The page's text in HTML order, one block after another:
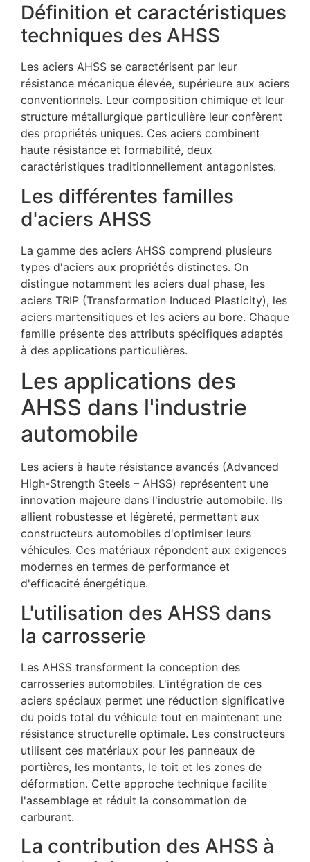
Définition et caractéristiques
techniques des AHSS
Les aciers AHSS se caractérisent par leur
résistance mécanique élevée, supérieure aux aciers
conventionnels. Leur composition chimique et leur
structure métallurgique particulière leur confèrent
des propriétés uniques. Ces aciers combinent
haute résistance et formabilité, deux
caractéristiques traditionnellement antagonistes.
Les différentes familles
d'aciers AHSS
La gamme des aciers AHSS comprend plusieurs
types d'aciers aux propriétés distinctes. On
distingue notamment les aciers dual phase, les
aciers TRIP (Transformation Induced Plasticity), les
aciers martensitiques et les aciers au bore. Chaque
famille présente des attributs spécifiques adaptés
à des applications particulières.
Les applications des
AHSS dans l'industrie
automobile
Les aciers à haute résistance avancés (Advanced
High-Strength Steels – AHSS) représentent une
innovation majeure dans l'industrie automobile. Ils
allient robustesse et légèreté, permettant aux
constructeurs automobiles d'optimiser leurs
véhicules. Ces matériaux répondent aux exigences
modernes en termes de performance et
d'efficacité énergétique.
L'utilisation des AHSS dans
la carrosserie
Les AHSS transforment la conception des
carrosseries automobiles. L'intégration de ces
aciers spéciaux permet une réduction significative
du poids total du véhicule tout en maintenant une
résistance structurelle optimale. Les constructeurs
utilisent ces matériaux pour les panneaux de
portières, les montants, le toit et les zones de
déformation. Cette approche technique facilite
l'assemblage et réduit la consommation de
carburant.
La contribution des AHSS à